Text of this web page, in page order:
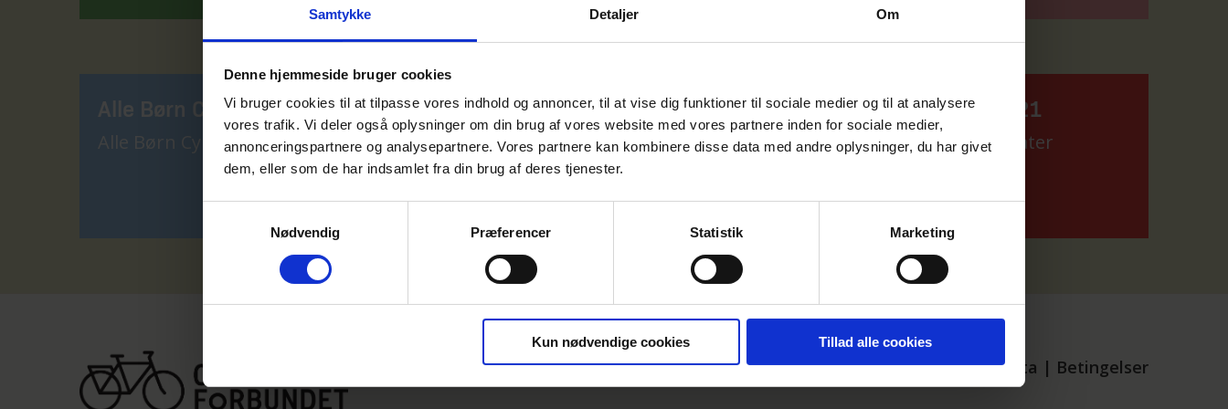
Samtykke Detaljer Om
Denne hjemmeside bruger cookies
Vi bruger cookies til at tilpasse vores indhold og annoncer, til at vise dig funktioner til sociale medier og til at analysere
vores trafik. Vi deler også oplysninger om din brug af vores website med vores partnere inden for sociale medier,
annonceringspartnere og analysepartnere. Vores partnere kan kombinere disse data med andre oplysninger, du har givet
dem, eller som de har indsamlet fra din brug af deres tjenester.
Nødvendig
Præferencer Statistik Marketing
Kun nødvendige cookies Tillad alle cookies
Alle Børn Cykler 2023
Alle Børn Cykler 2023
Alle Børn Cykler 2022
Se deltagere og resultater
Alle Børn Cykler 2021
Se deltagere og resultater
Kontakt|Persondata | Betingelser